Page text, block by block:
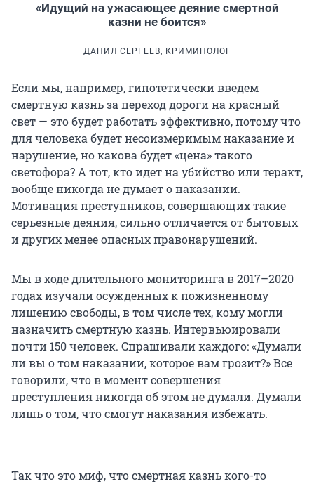
«Идущий на ужасающее деяние смертной
казни не боится»
ДАНИЛ СЕРГЕЕВ, КРИМИНОЛОГ
Если мы, например, гипотетически введем
смертную казнь за переход дороги на красный
свет — это будет работать эффективно, потому что
для человека будет несоизмеримым наказание и
нарушение, но какова будет «цена» такого
светофора? А тот, кто идет на убийство или теракт,
вообще никогда не думает о наказании.
Мотивация преступников, совершающих такие
серьезные деяния, сильно отличается от бытовых
и других менее опасных правонарушений.
Мы в ходе длительного мониторинга в 2017–2020
годах изучали осужденных к пожизненному
лишению свободы, в том числе тех, кому могли
назначить смертную казнь. Интервьюировали
почти 150 человек. Спрашивали каждого: «Думали
ли вы о том наказании, которое вам грозит?» Все
говорили, что в момент совершения
преступления никогда об этом не думали. Думали
лишь о том, что смогут наказания избежать.
Так что это миф, что смертная казнь кого-то